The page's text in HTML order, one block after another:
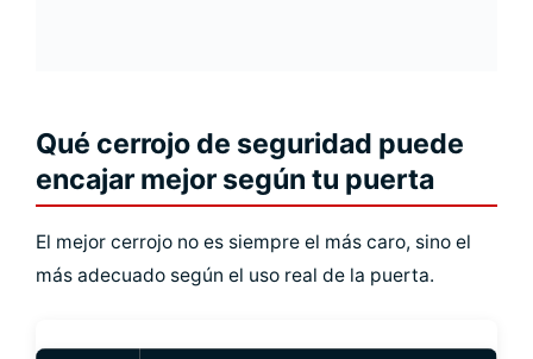
Qué cerrojo de seguridad puede
encajar mejor según tu puerta
El mejor cerrojo no es siempre el más caro, sino el
más adecuado según el uso real de la puerta.